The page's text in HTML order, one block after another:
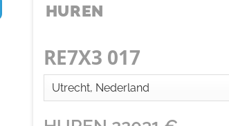
HUREN
RE7X3 017